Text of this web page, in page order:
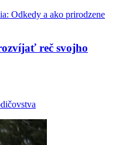
reč svojho